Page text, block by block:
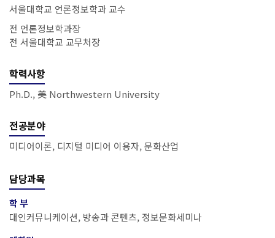
서울대학교 언론정보학과 교수
전 언론정보학과장
전 서울대학교 교무처장
학력사항
Ph.D., 美 Northwestern University
전공분야
미디어이론, 디지털 미디어 이용자, 문화산업
담당과목
학 부
대인커뮤니케이션, 방송과 콘텐츠, 정보문화세미나